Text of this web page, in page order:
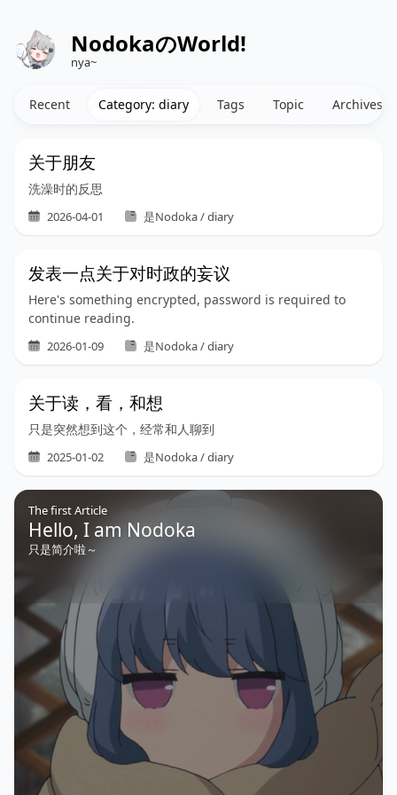
NodokaのWorld!
nya~
Recent Category: diary Tags Topic Archives
关于朋友
洗澡时的反思
2026-04-01 是Nodoka / diary
发表一点关于对时政的妄议
Here's something encrypted, password is required to
continue reading.
2026-01-09 是Nodoka / diary
关于读，看，和想
只是突然想到这个，经常和人聊到
2025-01-02 是Nodoka / diary
The first Article
Hello, I am Nodoka
只是简介啦～